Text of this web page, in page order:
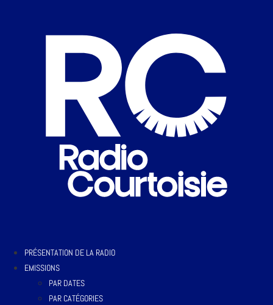
PRÉSENTATION DE LA RADIO
EMISSIONS
PAR DATES
PAR CATÉGORIES